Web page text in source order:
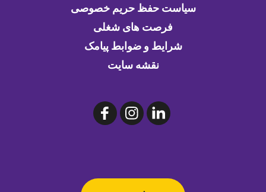
سیاست حفظ حریم خصوصی
فرصت های شغلی
شرایط و ضوابط پیامک
نقشه سایت